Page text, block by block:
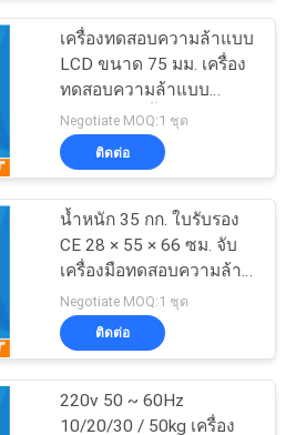
ารทดสอบ
20
เครื่องทดสอบความล้าแบบ
LCD ขนาด 75 มม. เครื่อง
ทดสอบความล้าแบบ
ไดนามิกที่มีน้ำหนัก 35 กก
Negotiate MOQ:1 ชุด
ติดต่อ
น้ำหนัก 35 กก. ใบรับรอง
CE 28 × 55 × 66 ซม. จับ
เครื่องมือทดสอบความล้า
ด้วยการรับประกันหนึ่งปี
Negotiate MOQ:1 ชุด
ติดต่อ
220v 50 ~ 60Hz
10/20/30 / 50kg เครื่อง